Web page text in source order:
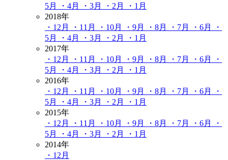
5月
・4月 ・3月 ・2月
・1月
2018年
・12月
・11月 ・10月 ・9月 ・8月 ・7月 ・6月
・
5月
・4月 ・3月 ・2月
・1月
2017年
・12月
・11月 ・10月 ・9月 ・8月 ・7月 ・6月
・
5月
・4月 ・3月 ・2月
・1月
2016年
・12月
・11月 ・10月 ・9月 ・8月 ・7月 ・6月
・
5月
・4月 ・3月 ・2月
・1月
2015年
・12月
・11月 ・10月 ・9月 ・8月 ・7月 ・6月
・
5月
・4月 ・3月 ・2月
・1月
2014年
・12月